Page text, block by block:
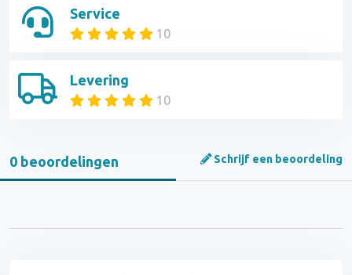
Service
10
Levering
10
0 beoordelingen Schrijf een beoordeling